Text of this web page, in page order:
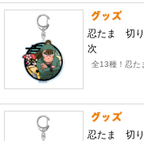
忍たま 切
次
全13種！忍た
忍たま 切